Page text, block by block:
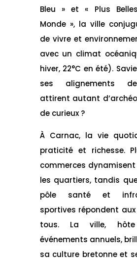
Bleu » et « Plus
Monde », la ville
de vivre et
avec un climat
hiver, 22°C en été).
ses alignements
attirent autant
de curieux ?
À Carnac, la vie
praticité et richesse.
commerces
les quartiers, tandis
pôle santé et
sportives répondent
tous. La ville,
événements annuels,
sa culture bretonne et